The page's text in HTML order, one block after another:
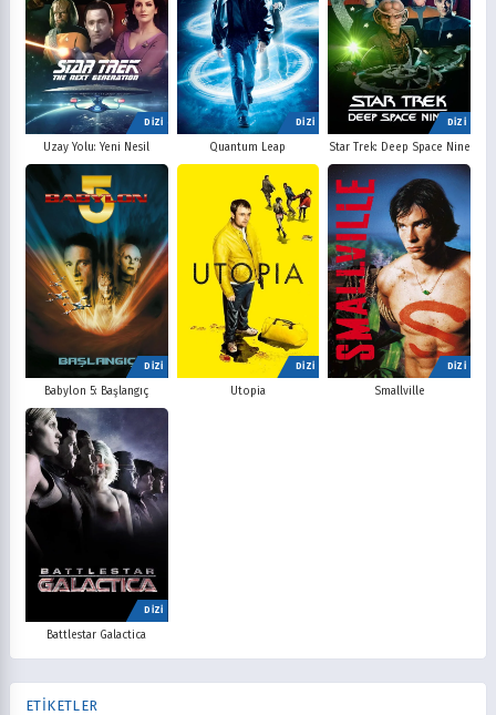
DİZİ
Uzay Yolu: Yeni Nesil
DİZİ
Quantum Leap
DİZİ
Star Trek: Deep Space Nine
DİZİ
Babylon 5: Başlangıç
DİZİ
Utopia
DİZİ
Smallville
DİZİ
Battlestar Galactica
ETİKETLER